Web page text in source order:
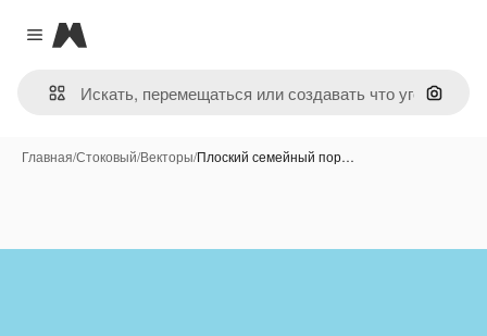
Close menu
Magnific
Поиск
Главная/Стоковый/Векторы/Плоский семейный пор…